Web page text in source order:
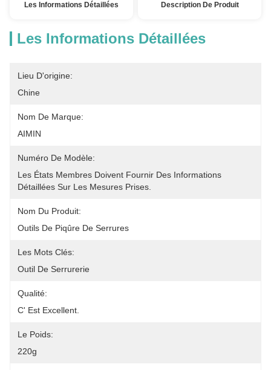
Les Informations Détaillées Description De Produit
Les Informations Détaillées
Lieu D'origine:
Chine
Nom De Marque:
AIMIN
Numéro De Modèle:
Les États Membres Doivent Fournir Des Informations
Détaillées Sur Les Mesures Prises.
Nom Du Produit:
Outils De Piqûre De Serrures
Les Mots Clés:
Outil De Serrurerie
Qualité:
C' Est Excellent.
Le Poids:
220g